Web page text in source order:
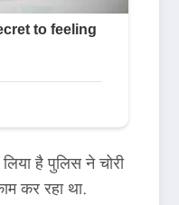
है पुलिस ने चोरी
कर रहा था.